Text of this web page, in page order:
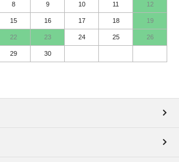
8 9 10 11 12
15 16 17 18 19
22 23 24 25 26
29 30